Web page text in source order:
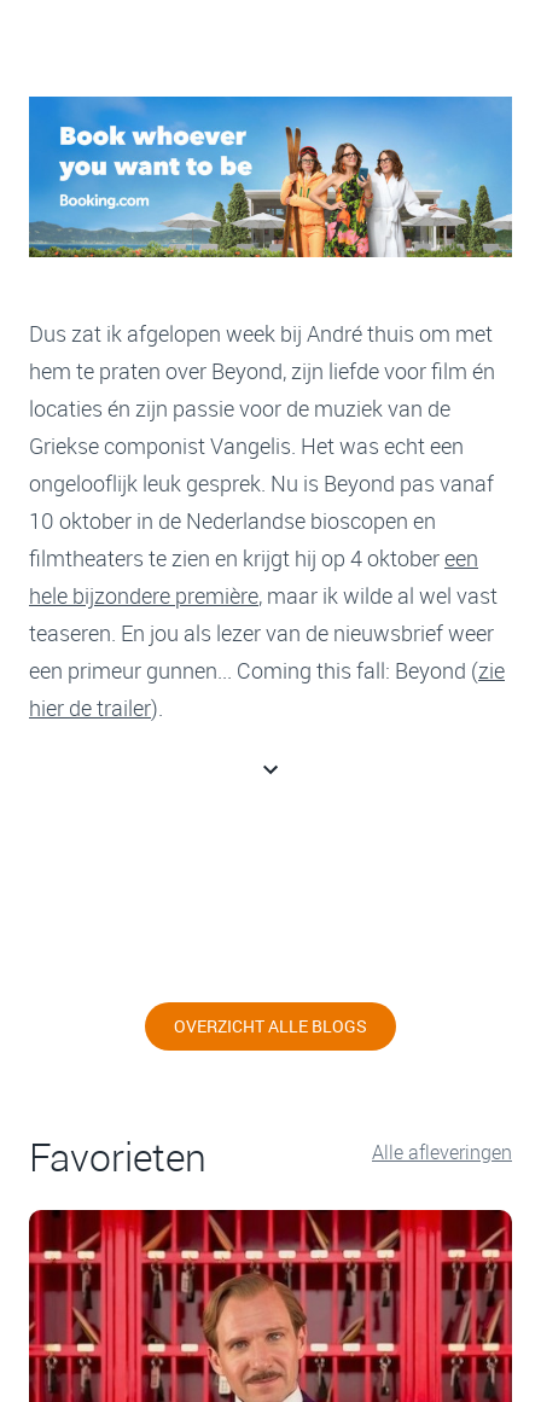
Dus zat ik afgelopen week bij André thuis om met
hem te praten over Beyond, zijn liefde voor film én
locaties én zijn passie voor de muziek van de
Griekse componist Vangelis. Het was echt een
ongelooflijk leuk gesprek. Nu is Beyond pas vanaf
10 oktober in de Nederlandse bioscopen en
filmtheaters te zien en krijgt hij op 4 oktobereen
hele bijzondere première, maar ik wilde al wel vast
teaseren. En jou als lezer van de nieuwsbrief weer
een primeur gunnen... Coming this fall: Beyond (zie
hier de trailer).
OVERZICHT ALLE BLOGS
Favorieten Alle afleveringen